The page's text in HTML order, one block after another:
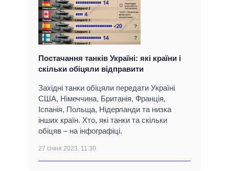
Постачання танків Україні: які країни і
скільки обіцяли відправити
Західні танки обіцяли передати Україні
США, Німеччина, Британія, Франція,
Іспанія, Польща, Нідерланди та низка
інших країн. Хто, які танки та скільки
обіцяв – на інфографіці.
27 січня 2023, 11:30